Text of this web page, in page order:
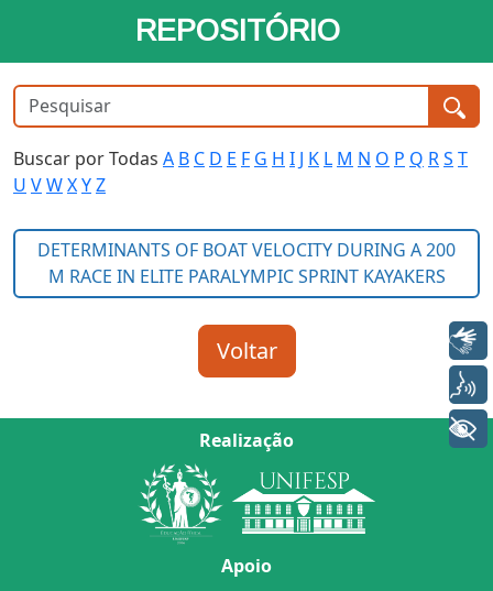
REPOSITÓRIO
Buscar por Todas A B C D E F G H I J K L M N O P Q RS T
U VWXYZ
Realização
Apoio